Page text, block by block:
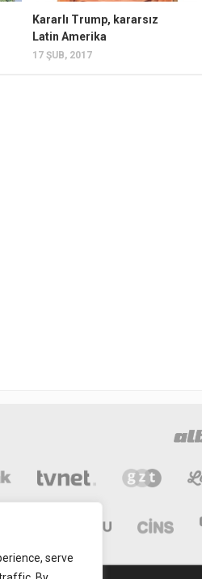
serve
Kararlı Trump, kararsız
Latin Amerika
17 ŞUB, 2017